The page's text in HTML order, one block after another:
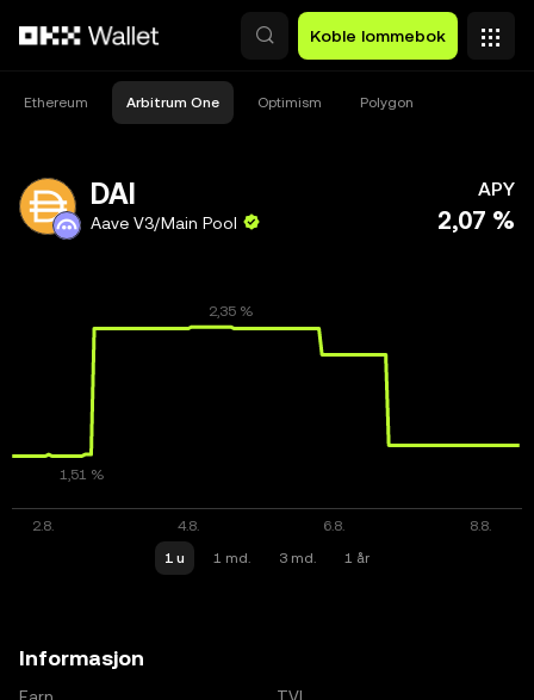
Koble lommebok
Ethereum Arbitrum One Optimism Polygon
DAI
Aave V3/Main Pool
APY
2,07 %
1 u 1 md. 3 md. 1 år
Informasjon
Earn TVL